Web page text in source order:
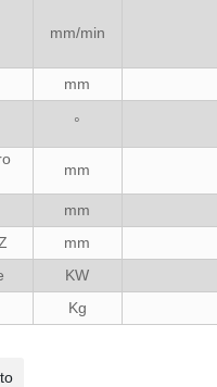
mm/min
mm
°
mm
mm
mm
KW
Kg